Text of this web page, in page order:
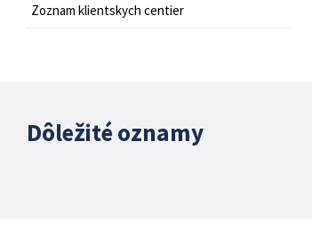
Zoznam klientskych centier
Dôležité oznamy